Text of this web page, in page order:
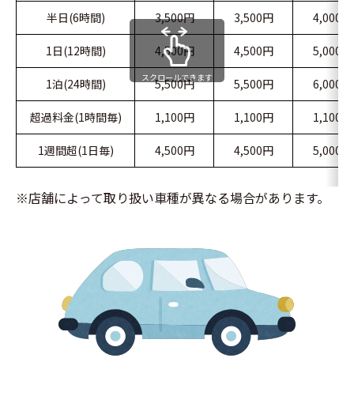
半日(6時間) 3,500円 3,500円 4,000円
1日(12時間) 4,500円 4,500円 5,000円
1泊(24時間) 5,500円 5,500円 6,000円
超過料金(1時間毎) 1,100円 1,100円 1,100円
1週間超(1日毎) 4,500円 4,500円 5,000円
スクロールできます
※店舗によって取り扱い車種が異なる場合があります。